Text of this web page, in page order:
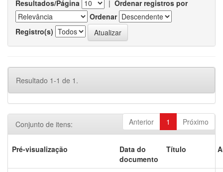
Resultados/Página | Ordenar registros por
Ordenar
Registro(s)
Resultado 1-1 de 1.
Anterior 1 Próximo
Conjunto de itens:
Pré-visualização
Data do
documento
Título